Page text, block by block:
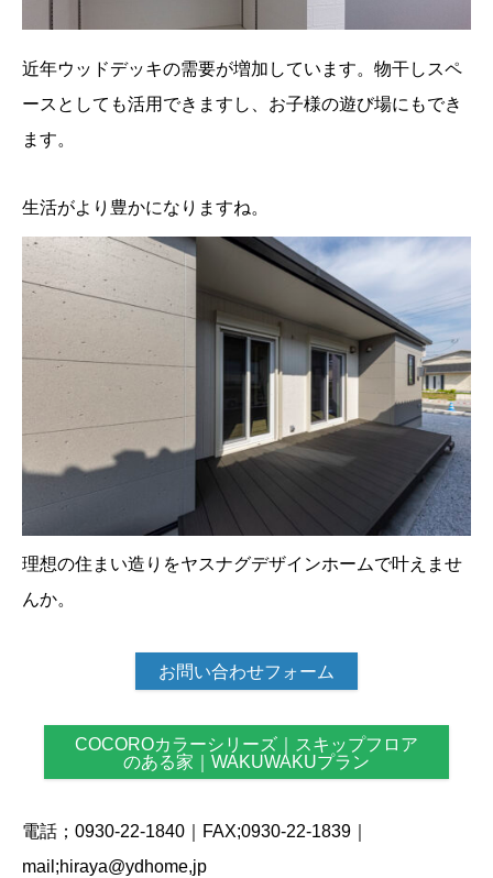
近年ウッドデッキの需要が増加しています。物干しスペ
ースとしても活用できますし、お子様の遊び場にもでき
ます。
生活がより豊かになりますね。
理想の住まい造りをヤスナグデザインホームで叶えませ
んか。
お問い合わせフォーム
COCOROカラーシリーズ｜スキップフロア
のある家｜WAKUWAKUプラン
電話；0930-22-1840｜FAX;0930-22-1839｜
mail;hiraya@ydhome,jp